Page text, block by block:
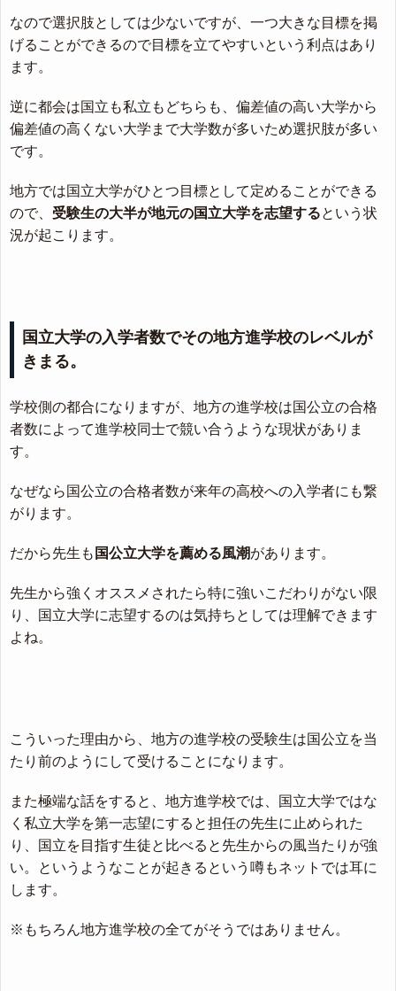
なので選択肢としては少ないですが、一つ大きな目標を掲
げることができるので目標を立てやすいという利点はあり
ます。
逆に都会は国立も私立もどちらも、偏差値の高い大学から
偏差値の高くない大学まで大学数が多いため選択肢が多い
です。
地方では国立大学がひとつ目標として定めることができる
ので、 受験生の大半が地元の国立大学を志望するという状
況が起こります。
国立大学の入学者数でその地方進学校のレベルが
きまる。
学校側の都合になりますが、地方の進学校は国公立の合格
者数によって進学校同士で競い合うような現状がありま
す。
なぜなら国公立の合格者数が来年の高校への入学者にも繋
がります。
だから先生も 国公立大学を薦める風潮があります。
先生から強くオススメされたら特に強いこだわりがない限
り、国立大学に志望するのは気持ちとしては理解できます
よね。
こういった理由から、地方の進学校の受験生は国公立を当
たり前のようにして受けることになります。
また極端な話をすると、地方進学校では、国立大学ではな
く私立大学を第一志望にすると担任の先生に止められた
り、国立を目指す生徒と比べると先生からの風当たりが強
い。というようなことが起きるという噂もネットでは耳に
します。
※もちろん地方進学校の全てがそうではありません。